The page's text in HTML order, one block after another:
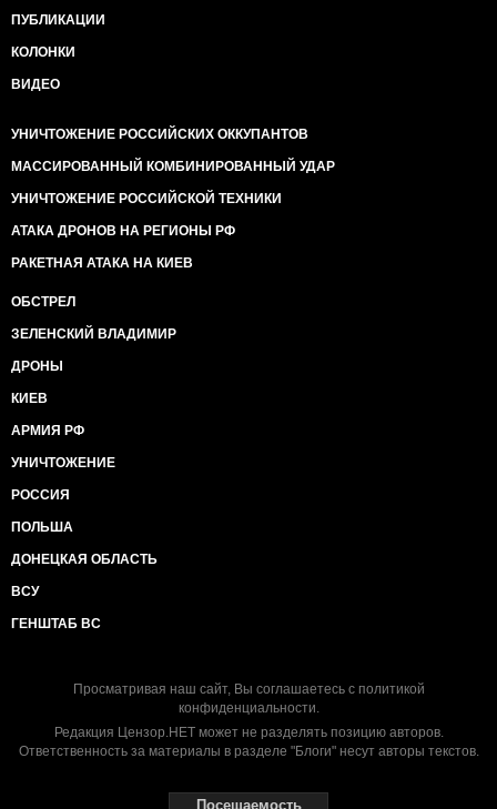
ПУБЛИКАЦИИ
КОЛОНКИ
ВИДЕО
УНИЧТОЖЕНИЕ РОССИЙСКИХ ОККУПАНТОВ
МАССИРОВАННЫЙ КОМБИНИРОВАННЫЙ УДАР
УНИЧТОЖЕНИЕ РОССИЙСКОЙ ТЕХНИКИ
АТАКА ДРОНОВ НА РЕГИОНЫ РФ
РАКЕТНАЯ АТАКА НА КИЕВ
ОБСТРЕЛ
ЗЕЛЕНСКИЙ ВЛАДИМИР
ДРОНЫ
КИЕВ
АРМИЯ РФ
УНИЧТОЖЕНИЕ
РОССИЯ
ПОЛЬША
ДОНЕЦКАЯ ОБЛАСТЬ
ВСУ
ГЕНШТАБ ВС
Просматривая наш сайт, Вы соглашаетесь с политикой
конфиденциальности.
Редакция Цензор.НЕТ может не разделять позицию авторов.
Ответственность за материалы в разделе "Блоги" несут авторы текстов.
Посещаемость